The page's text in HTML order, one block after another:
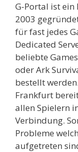
G-Portal ist ein
2003
für fast jedes
Dedicated
beliebte
oder Ark
bestellt
Frankfurt
allen Spielern
Verbindung.
Probleme
aufgetreten